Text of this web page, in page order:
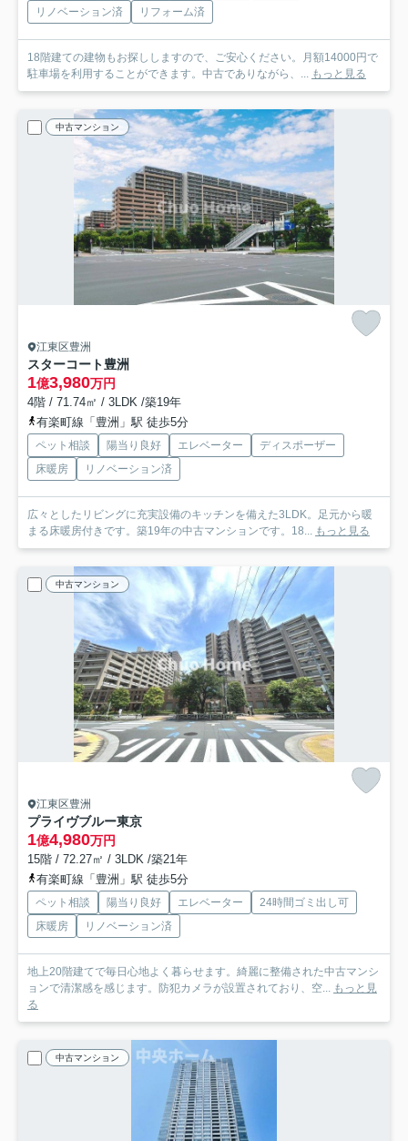
リノベーション済
リフォーム済
18階建ての建物もお探ししますので、ご安心ください。月額14000円で
駐車場を利用することができます。中古でありながら、... もっと見る
中古マンション
江東区豊洲
スターコート豊洲
1億3,980万円
4階 / 71.74㎡ / 3LDK /築19年
有楽町線「豊洲」駅 徒歩5分
ペット相談 陽当り良好 エレベーター
ディスポーザー
床暖房
リノベーション済
広々としたリビングに充実設備のキッチンを備えた3LDK。足元から暖
まる床暖房付きです。築19年の中古マンションです。18... もっと見る
中古マンション
江東区豊洲
プライヴブルー東京
1億4,980万円
15階 / 72.27㎡ / 3LDK /築21年
有楽町線「豊洲」駅 徒歩5分
ペット相談 陽当り良好 エレベーター
24時間ゴミ出し可
床暖房
リノベーション済
地上20階建てで毎日心地よく暮らせます。綺麗に整備された中古マンシ
ョンで清潔感を感じます。防犯カメラが設置されており、空... もっと見
る
中古マンション